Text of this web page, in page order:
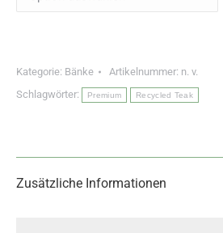
Kategorie: Bänke Artikelnummer: n. v.
Schlagwörter:
Premium Recycled Teak
Zusätzliche Informationen